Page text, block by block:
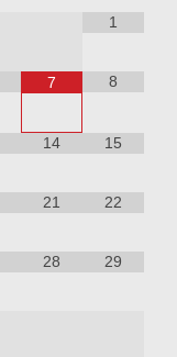
1
7 8
14 15
21 22
28 29